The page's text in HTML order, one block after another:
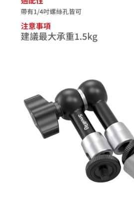
２．關於個人資料處理事宜，請瀏覽以下網址：
https://aftee.tw/terms/#terms3
３．未成年的使用者請事先徵得法定代理人或
「AFTEE先享後付」，若未經同意申辦者引
任。
恩沛科技股份有限公司將有權停止該用戶之使